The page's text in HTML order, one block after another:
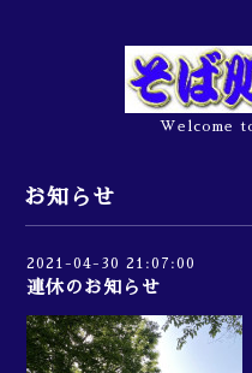
Welcome
お知らせ
2021-04-30 21:07:00
連休のお知らせ